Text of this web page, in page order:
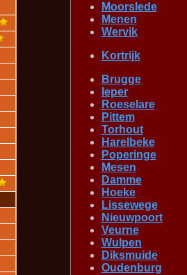
Moorslede
Menen
Wervik
Kortrijk
Brugge
Ieper
Roeselare
Pittem
Torhout
Harelbeke
Poperinge
Mesen
Damme
Hoeke
Lissewege
Nieuwpoort
Veurne
Wulpen
Diksmuide
Oudenburg